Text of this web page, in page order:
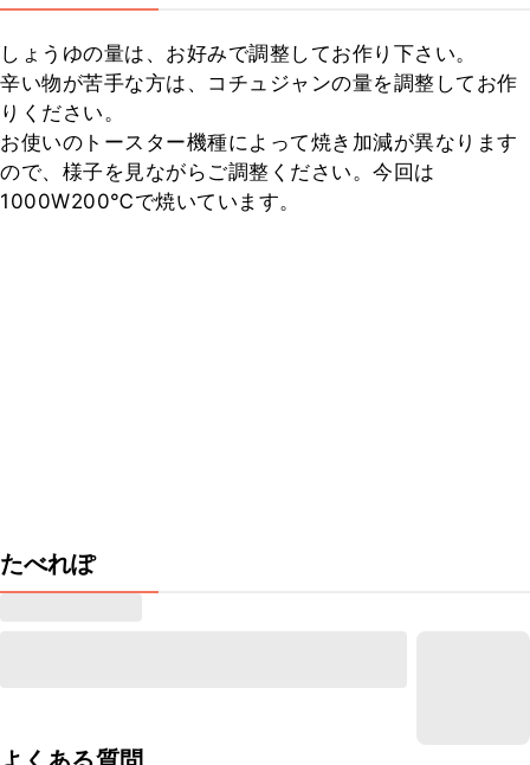
しょうゆの量は、お好みで調整してお作り下さい。
辛い物が苦手な方は、コチュジャンの量を調整してお作
りください。
お使いのトースター機種によって焼き加減が異なります
ので、様子を見ながらご調整ください。今回は
1000W200℃で焼いています。
たべれぽ